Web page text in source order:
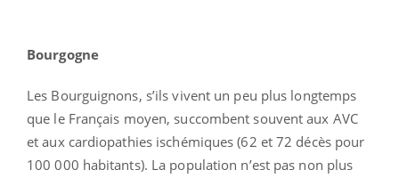
Bourgogne
Les Bourguignons, s’ils vivent un peu plus longtemps
que le Français moyen, succombent souvent aux AVC
et aux cardiopathies ischémiques (62 et 72 décès pour
100 000 habitants). La population n’est pas non plus